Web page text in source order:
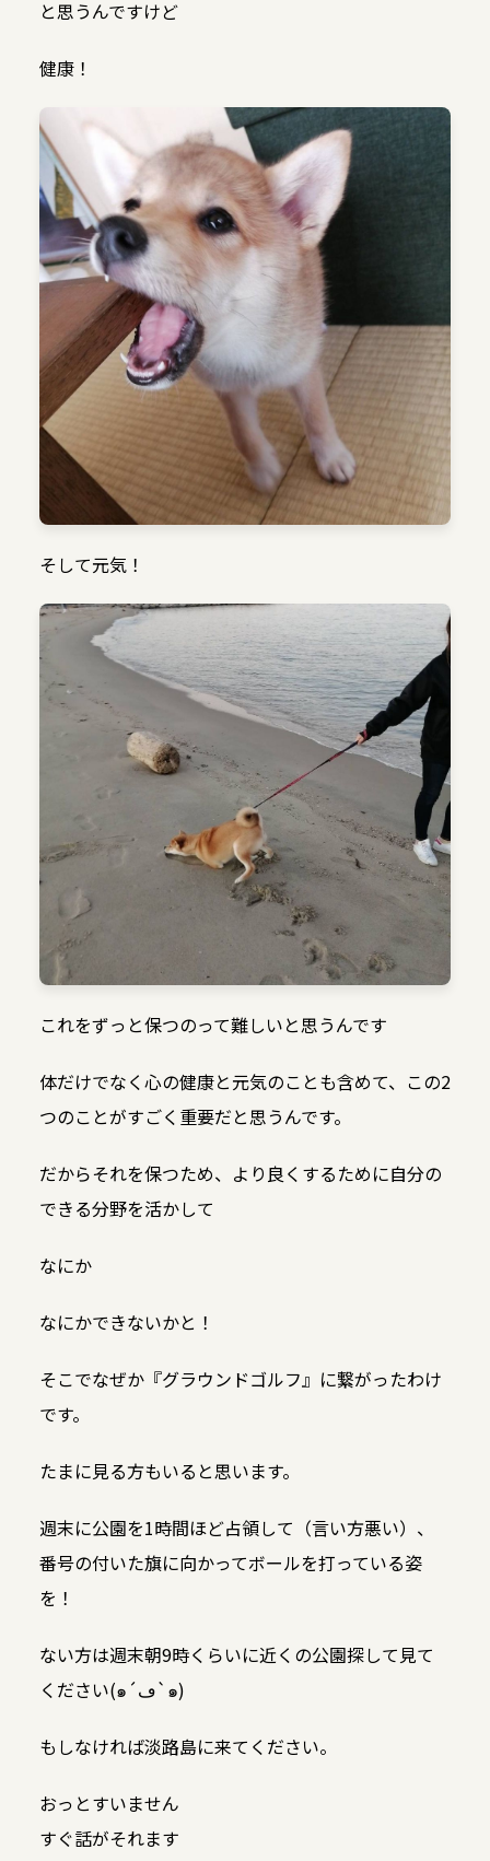
と思うんですけど
健康！
そして元気！
これをずっと保つのって難しいと思うんです
体だけでなく心の健康と元気のことも含めて、この2
つのことがすごく重要だと思うんです。
だからそれを保つため、より良くするために自分の
できる分野を活かして
なにか
なにかできないかと！
そこでなぜか『グラウンドゴルフ』に繋がったわけ
です。
たまに見る方もいると思います。
週末に公園を1時間ほど占領して（言い方悪い）、
番号の付いた旗に向かってボールを打っている姿
を！
ない方は週末朝9時くらいに近くの公園探して見て
ください(๑´ڡ`๑)
もしなければ淡路島に来てください。
おっとすいません
すぐ話がそれます